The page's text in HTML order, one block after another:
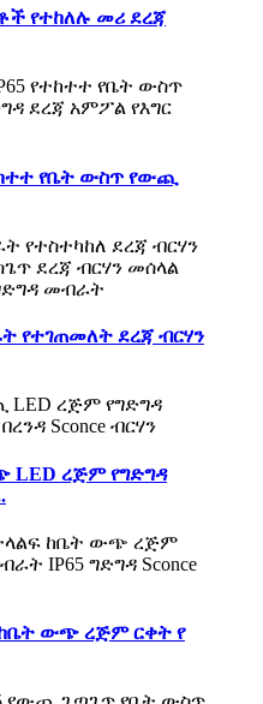
የተከለሉ መሪ ደረጃ
የቤት ውስጥ የውጪ
የተገጠመለት ደረጃ ብርሃን
LED ረጅም የግድግዳ
ውጭ ረጅም ርቀት የ